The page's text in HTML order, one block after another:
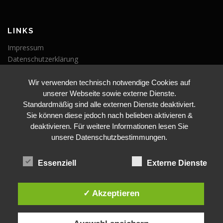
LINKS
Impressum
Datenschutzerklärung
VERANSTALTUNGEN
Veranstaltungen
Wir verwenden technisch notwendige Cookies auf
unserer Webseite sowie externe Dienste.
Standardmäßig sind alle externen Dienste deaktiviert.
Sie können diese jedoch nach belieben aktivieren &
deaktivieren. Für weitere Informationen lesen Sie
unsere Datenschutzbestimmungen.
Essenziell Externe Dienste
✓ Akzeptieren